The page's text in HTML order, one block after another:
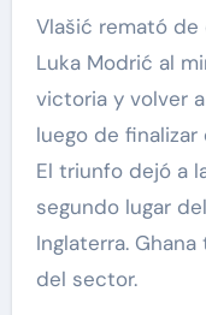
Vlašić remató
Luka Modrić al
victoria y volver
luego de
El triunfo dejó a
segundo lugar
Inglaterra.
del sector.